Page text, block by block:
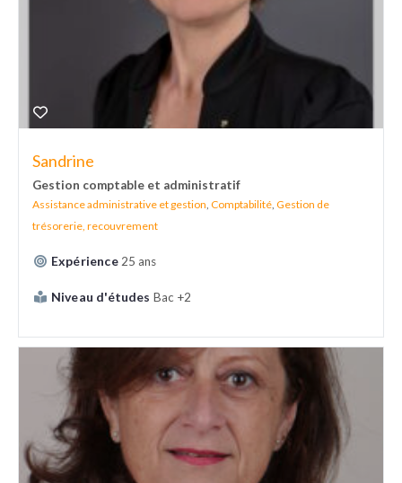
Sandrine
Gestion comptable et administratif
Assistance administrative et gestion Comptabilité Gestion de
trésorerie, recouvrement
Expérience 25 ans
Niveau d'études Bac +2